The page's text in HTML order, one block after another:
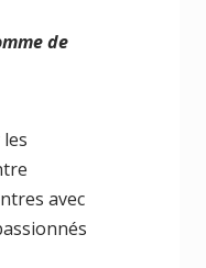
de
avec